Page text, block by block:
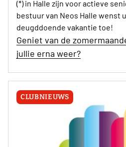
(*) in Halle zijn voor actieve
bestuur van Neos Halle wenst
deugddoende vakantie toe!
Geniet van de
jullie erna weer?
CLUBNIEUWS